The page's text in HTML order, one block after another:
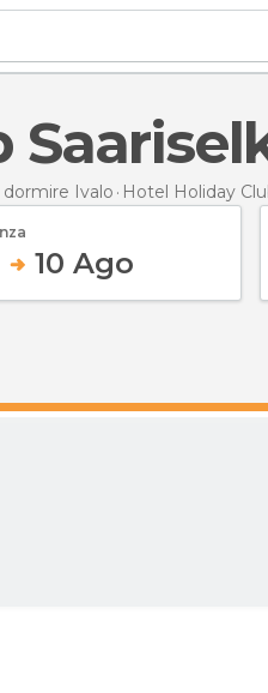
dormire Ivalo Hotel Holiday
10 Ago